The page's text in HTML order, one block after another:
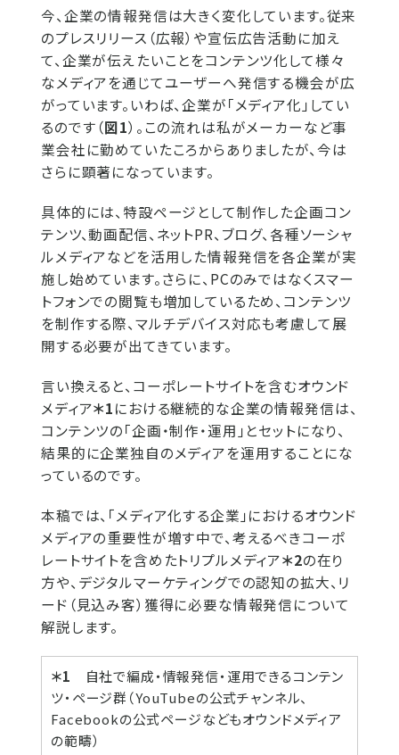
今、企業の情報発信は大きく変化しています。従来
のプレスリリース（広報）や宣伝広告活動に加え
て、企業が伝えたいことをコンテンツ化して様々
なメディアを通じてユーザーへ発信する機会が広
がっています。いわば、企業が「メディア化」してい
るのです（図1）。この流れは私がメーカーなど事
業会社に勤めていたころからありましたが、今は
さらに顕著になっています。
具体的には、特設ページとして制作した企画コン
テンツ、動画配信、ネットPR、ブログ、各種ソーシャ
ルメディアなどを活用した情報発信を各企業が実
施し始めています。さらに、PCのみではなくスマー
トフォンでの閲覧も増加しているため、コンテンツ
を制作する際、マルチデバイス対応も考慮して展
開する必要が出てきています。
言い換えると、コーポレートサイトを含むオウンド
メディア＊1における継続的な企業の情報発信は、
コンテンツの「企画・制作・運用」とセットになり、
結果的に企業独自のメディアを運用することにな
っているのです。
本稿では、「メディア化する企業」におけるオウンド
メディアの重要性が増す中で、考えるべきコーポ
レートサイトを含めたトリプルメディア＊2の在り
方や、デジタルマーケティングでの認知の拡大、リ
ード（見込み客）獲得に必要な情報発信について
解説します。
＊1 自社で編成・情報発信・運用できるコンテン
ツ・ページ群（YouTubeの公式チャンネル、
Facebookの公式ページなどもオウンドメディア
の範疇）